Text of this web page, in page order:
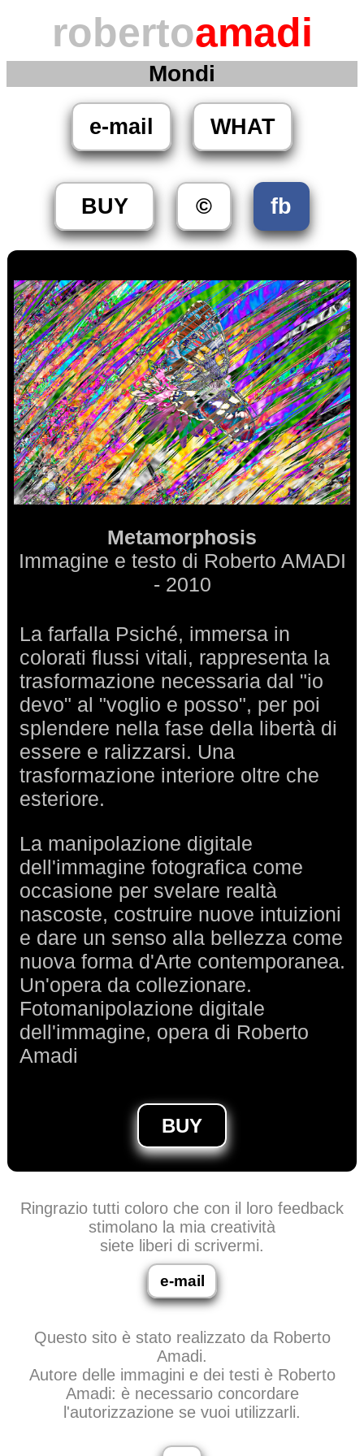
robertoamadi
Mondi
e-mail WHAT
BUY © fb
Metamorphosis
Immagine e testo di Roberto AMADI
- 2010
La farfalla Psiché, immersa in
colorati flussi vitali, rappresenta la
trasformazione necessaria dal "io
devo" al "voglio e posso", per poi
splendere nella fase della libertà di
essere e ralizzarsi. Una
trasformazione interiore oltre che
esteriore.
La manipolazione digitale
dell'immagine fotografica come
occasione per svelare realtà
nascoste, costruire nuove intuizioni
e dare un senso alla bellezza come
nuova forma d'Arte contemporanea.
Un'opera da collezionare.
Fotomanipolazione digitale
dell'immagine, opera di Roberto
Amadi
BUY
Ringrazio tutti coloro che con il loro feedback
stimolano la mia creatività
siete liberi di scrivermi.
e-mail
Questo sito è stato realizzato da Roberto
Amadi.
Autore delle immagini e dei testi è Roberto
Amadi: è necessario concordare
l'autorizzazione se vuoi utilizzarli.